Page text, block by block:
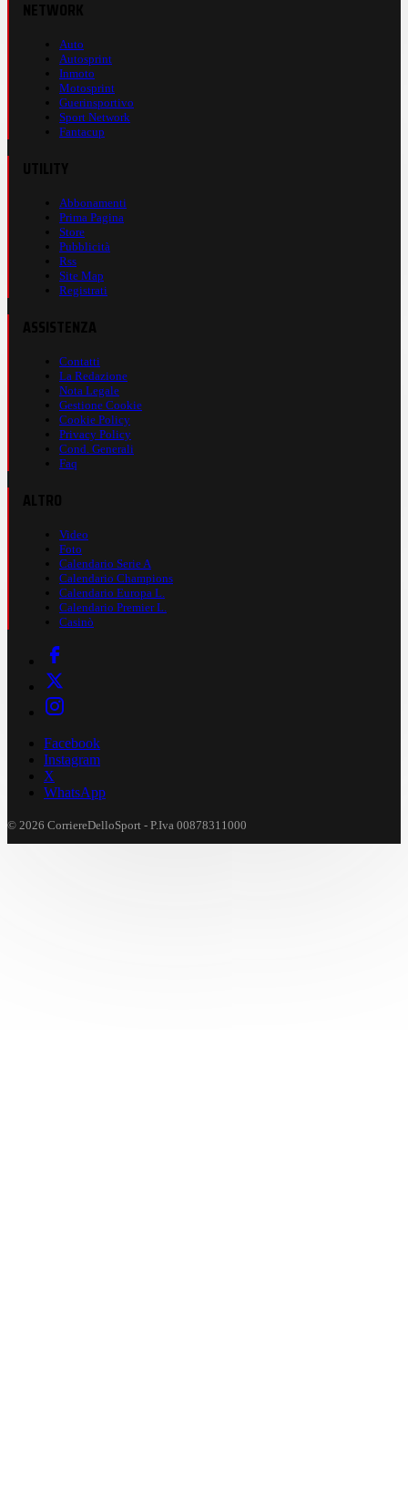
Auto
Autosprint
Inmoto
Motosprint
Guerinsportivo
Sport Network
Fantacup
Abbonamenti
Prima Pagina
Store
Pubblicità
Rss
Site Map
Registrati
Contatti
La Redazione
Nota Legale
Gestione Cookie
Cookie Policy
Privacy Policy
Cond. Generali
Faq
Video
Foto
Calendario Serie A
Calendario Champions
Calendario Europa L.
Calendario Premier L.
Casinò
Facebook
Instagram
X
WhatsApp
© 2026 CorriereDelloSport - P.Iva 00878311000